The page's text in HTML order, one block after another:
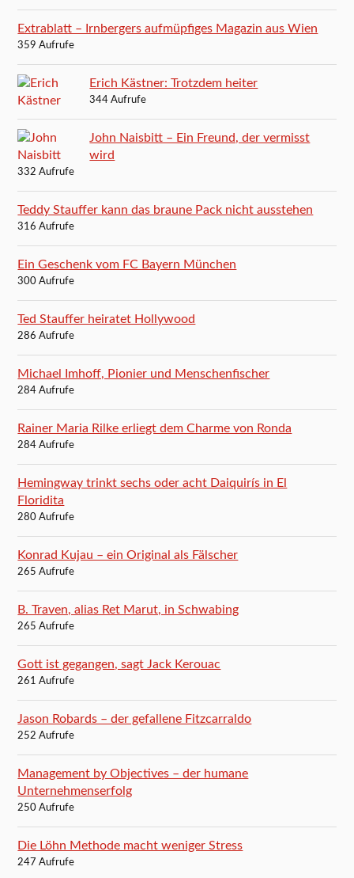
Extrablatt – Irnbergers aufmüpfiges Magazin aus Wien
359 Aufrufe
Erich Kästner: Trotzdem heiter
344 Aufrufe
John Naisbitt – Ein Freund, der vermisst
wird
332 Aufrufe
Teddy Stauffer kann das braune Pack nicht ausstehen
316 Aufrufe
Ein Geschenk vom FC Bayern München
300 Aufrufe
Ted Stauffer heiratet Hollywood
286 Aufrufe
Michael Imhoff, Pionier und Menschenfischer
284 Aufrufe
Rainer Maria Rilke erliegt dem Charme von Ronda
284 Aufrufe
Hemingway trinkt sechs oder acht Daiquirís in El
Floridita
280 Aufrufe
Konrad Kujau – ein Original als Fälscher
265 Aufrufe
B. Traven, alias Ret Marut, in Schwabing
265 Aufrufe
Gott ist gegangen, sagt Jack Kerouac
261 Aufrufe
Jason Robards – der gefallene Fitzcarraldo
252 Aufrufe
Management by Objectives – der humane
Unternehmenserfolg
250 Aufrufe
Die Löhn Methode macht weniger Stress
247 Aufrufe